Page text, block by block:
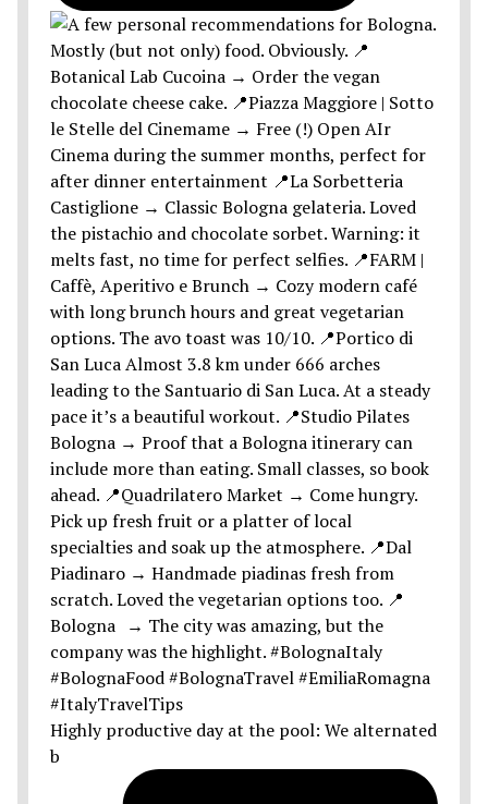
Highly productive day at the pool: We alternated
b